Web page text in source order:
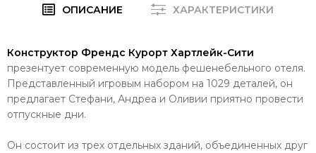
ОПИСАНИЕ ХАРАКТЕРИСТИКИ
Конструктор Френдс Курорт Хартлейк-Сити
презентует современную модель фешенебельного отеля.
Представленный игровым набором на 1029 деталей, он
предлагает Стефани, Андреа и Оливии приятно провести
отпускные дни.
Он состоит из трех отдельных зданий, объединенных друг